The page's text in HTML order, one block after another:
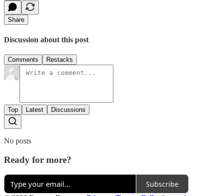
Share
Discussion about this post
Comments Restacks
Top Latest Discussions
No posts
Ready for more?
Subscribe